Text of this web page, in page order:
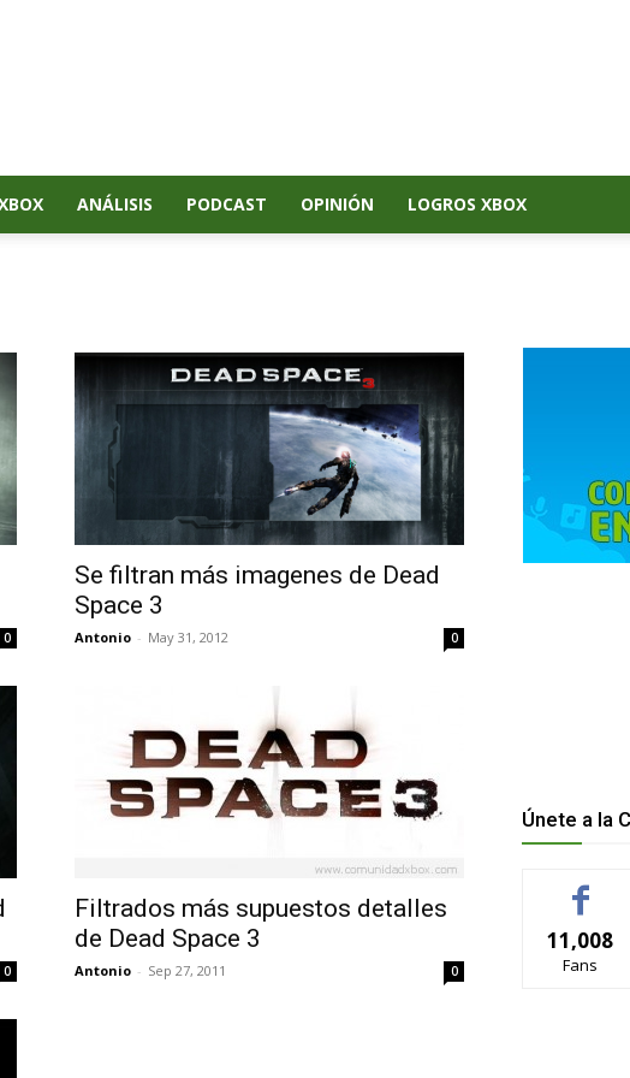
ANÁLISIS PODCAST OPINIÓN LOGROS XBOX
0
Se filtran más imagenes de Dead
Space 3
Antonio - May 31, 2012 0
0
Filtrados más supuestos detalles
de Dead Space 3
Antonio - Sep 27, 2011 0
Únete a la
11,008
Fans